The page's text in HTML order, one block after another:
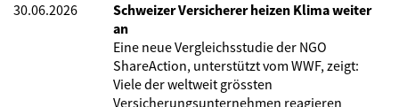
30.06.2026
Schweizer Versicherer heizen Klima weiter
an
Eine neue Vergleichsstudie der NGO
ShareAction, unterstützt vom WWF, zeigt:
Viele der weltweit grössten
Versicherungsunternehmen reagieren